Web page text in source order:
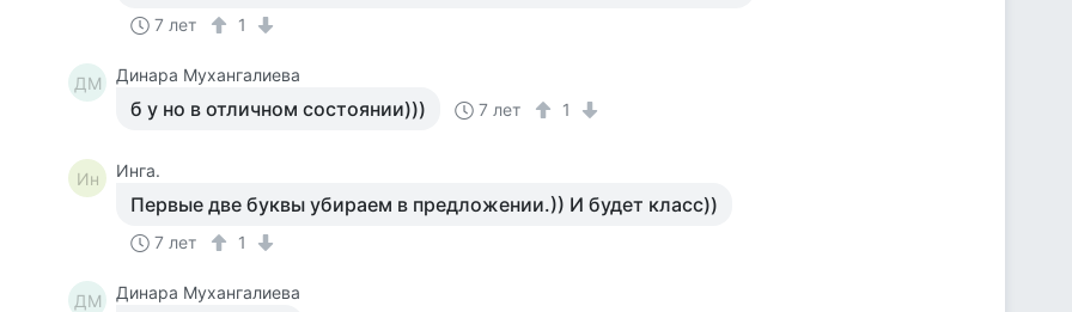
7 лет 1
ДМ Динара Мухангалиева
б у но в отличном состоянии))) 7 лет 1
Ин Инга.
Первые две буквы убираем в предложении.)) И будет класс))
7 лет 1
ДМ Динара Мухангалиева